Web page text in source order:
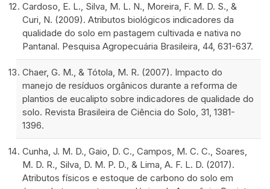
Cardoso, E. L., Silva, M. L. N., Moreira, F. M. D. S., &
Curi, N. (2009). Atributos biológicos indicadores da
qualidade do solo em pastagem cultivada e nativa no
Pantanal. Pesquisa Agropecuária Brasileira, 44, 631-637.
Chaer, G. M., & Tótola, M. R. (2007). Impacto do
manejo de resíduos orgânicos durante a reforma de
plantios de eucalipto sobre indicadores de qualidade do
solo. Revista Brasileira de Ciência do Solo, 31, 1381-
1396.
Cunha, J. M. D., Gaio, D. C., Campos, M. C. C., Soares,
M. D. R., Silva, D. M. P. D., & Lima, A. F. L. D. (2017).
Atributos físicos e estoque de carbono do solo em